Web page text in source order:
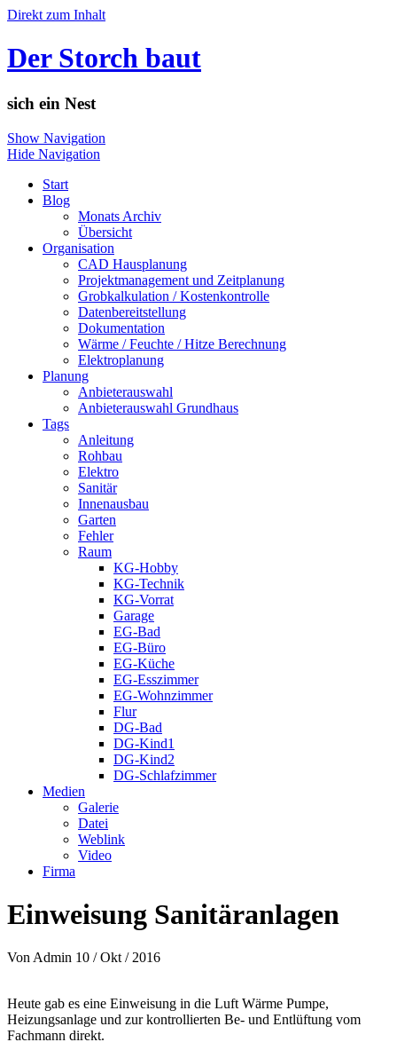
Direkt zum Inhalt
Der Storch baut
sich ein Nest
Show Navigation
Hide Navigation
Start
Blog
Monats Archiv
Übersicht
Organisation
CAD Hausplanung
Projektmanagement und Zeitplanung
Grobkalkulation / Kostenkontrolle
Datenbereitstellung
Dokumentation
Wärme / Feuchte / Hitze Berechnung
Elektroplanung
Planung
Anbieterauswahl
Anbieterauswahl Grundhaus
Tags
Anleitung
Rohbau
Elektro
Sanitär
Innenausbau
Garten
Fehler
Raum
KG-Hobby
KG-Technik
KG-Vorrat
Garage
EG-Bad
EG-Büro
EG-Küche
EG-Esszimmer
EG-Wohnzimmer
Flur
DG-Bad
DG-Kind1
DG-Kind2
DG-Schlafzimmer
Medien
Galerie
Datei
Weblink
Video
Firma
Einweisung Sanitäranlagen
VonAdmin 10 / Okt / 2016
Heute gab es eine Einweisung in die Luft Wärme Pumpe,
Heizungsanlage und zur kontrollierten Be- und Entlüftung vom
Fachmann direkt.